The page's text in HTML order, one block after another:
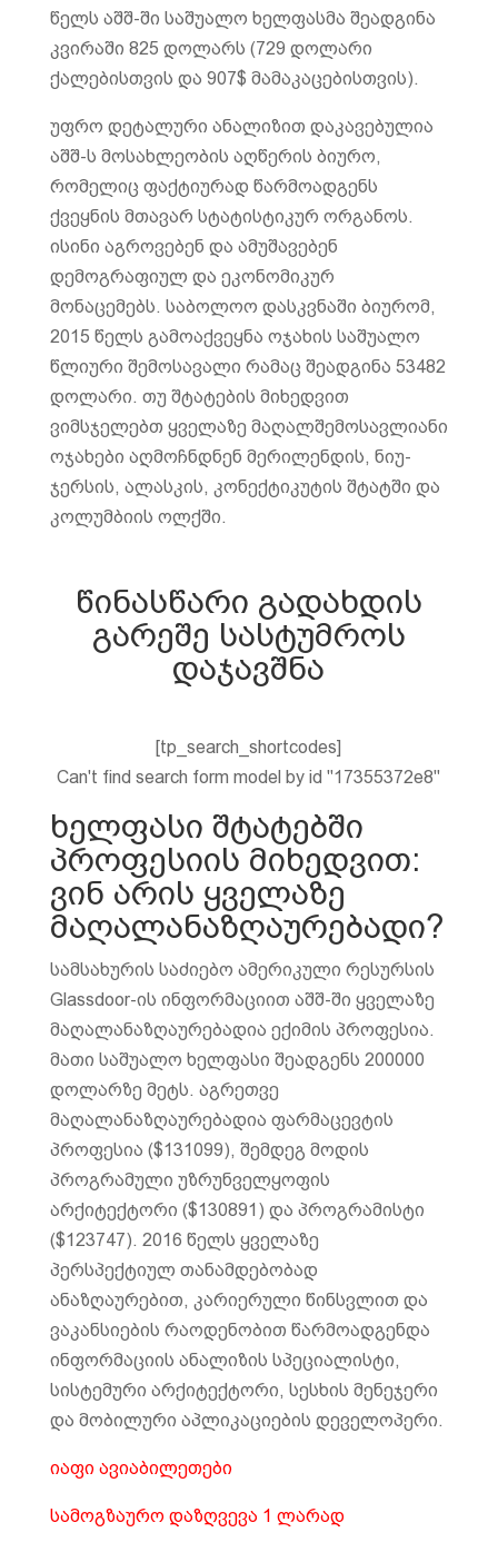
წელს აშშ-ში საშუალო ხელფასმა შეადგინა
კვირაში 825 დოლარს (729 დოლარი
ქალებისთვის და 907$ მამაკაცებისთვის).
უფრო დეტალური ანალიზით დაკავებულია
აშშ-ს მოსახლეობის აღწერის ბიურო,
რომელიც ფაქტიურად წარმოადგენს
ქვეყნის მთავარ სტატისტიკურ ორგანოს.
ისინი აგროვებენ და ამუშავებენ
დემოგრაფიულ და ეკონომიკურ
მონაცემებს. საბოლოო დასკვნაში ბიურომ,
2015 წელს გამოაქვეყნა ოჯახის საშუალო
წლიური შემოსავალი რამაც შეადგინა 53482
დოლარი. თუ შტატების მიხედვით
ვიმსჯელებთ ყველაზე მაღალშემოსავლიანი
ოჯახები აღმოჩნდნენ მერილენდის, ნიუ-
ჯერსის, ალასკის, კონექტიკუტის შტატში და
კოლუმბიის ოლქში.
წინასწარი გადახდის
გარეშე სასტუმროს
დაჯავშნა
[tp_search_shortcodes]
Can't find search form model by id "17355372e8"
ხელფასი შტატებში
პროფესიის მიხედვით:
ვინ არის ყველაზე
მაღალანაზღაურებადი?
სამსახურის საძიებო ამერიკული რესურსის
Glassdoor-ის ინფორმაციით აშშ-ში ყველაზე
მაღალანაზღაურებადია ექიმის პროფესია.
მათი საშუალო ხელფასი შეადგენს 200000
დოლარზე მეტს. აგრეთვე
მაღალანაზღაურებადია ფარმაცევტის
პროფესია ($131099), შემდეგ მოდის
პროგრამული უზრუნველყოფის
არქიტექტორი ($130891) და პროგრამისტი
($123747). 2016 წელს ყველაზე
პერსპექტიულ თანამდებობად
ანაზღაურებით, კარიერული წინსვლით და
ვაკანსიების რაოდენობით წარმოადგენდა
ინფორმაციის ანალიზის სპეციალისტი,
სისტემური არქიტექტორი, სესხის მენეჯერი
და მობილური აპლიკაციების დეველოპერი.
იაფი ავიაბილეთები
სამოგზაურო დაზღვევა 1 ლარად